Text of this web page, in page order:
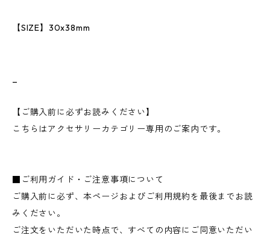
【SIZE】30x38mm
【ご購入前に必ずお読みください】
こちらはアクセサリーカテゴリー専用のご案内です。
■ご利用ガイド・ご注意事項について
ご購入前に必ず、本ページおよびご利用規約を最後までお読
みください。
ご注文をいただいた時点で、すべての内容にご同意いただい